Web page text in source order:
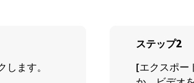
ます。
ステップ2
[エクスポー